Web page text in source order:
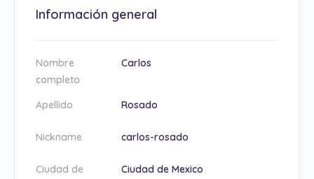
Información general
Nombre
completo
Carlos
Apellido Rosado
Nickname carlos-rosado
Ciudad de
Ciudad de Mexico